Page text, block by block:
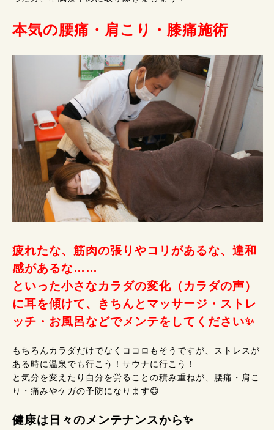
本気の腰痛・肩こり・膝痛施術
疲れたな、筋肉の張りやコリがあるな、違和
感があるな……
といった小さなカラダの変化（カラダの声）
に耳を傾けて、きちんとマッサージ・ストレ
ッチ・お風呂などでメンテをしてください✨
もちろんカラダだけでなくココロもそうですが、ストレスが
ある時に温泉でも行こう！サウナに行こう！
と気分を変えたり自分を労ることの積み重ねが、腰痛・肩こ
り・痛みやケガの予防になります😊
健康は日々のメンテナンスから✨